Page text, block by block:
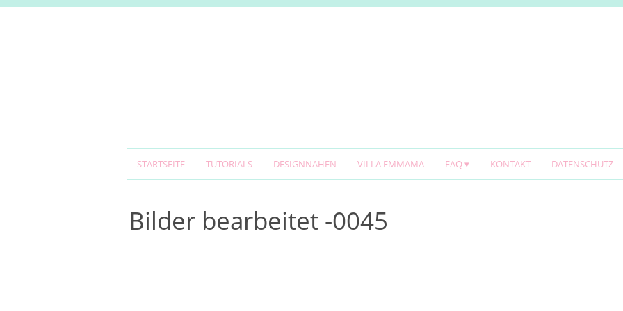
STARTSEITE TUTORIALS DESIGNNÄHEN VILLA EMMAMA FAQ KONTAKT DATENSCHUTZ
Bilder bearbeitet -0045